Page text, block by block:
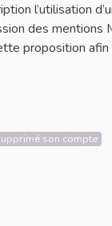
l’utilisation
des
proposition
son compte